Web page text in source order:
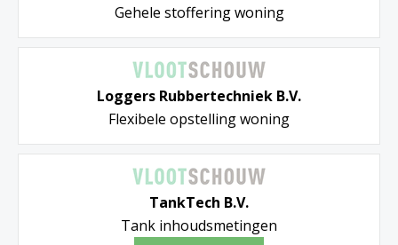
Gehele stoffering woning
Loggers Rubbertechniek B.V.
Flexibele opstelling woning
TankTech B.V.
Tank inhoudsmetingen